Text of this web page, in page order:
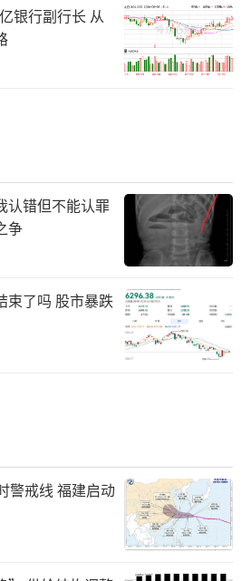
银行副行长 从
认错但不能认罪
争
了吗 股市暴跌
警戒线 福建启动